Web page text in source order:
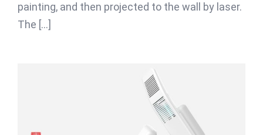
painting, and then projected to the wall by laser.
The [...]